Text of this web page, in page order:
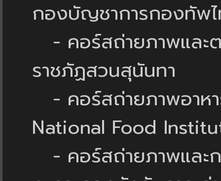
กองบัญชาการกองทัพ
- คอร์สถ่ายภาพและ
ราชภัฏสวนสุนันทา
- คอร์สถ่ายภาพอาหา
National Food
- คอร์สถ่ายภาพและ